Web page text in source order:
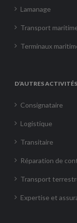
Lamanage
Transport
Terminaux
D’AUTRES ACTIVITÉS
Consignataire
Logistique
Transitaire
Réparation de
Transport
Expertise et